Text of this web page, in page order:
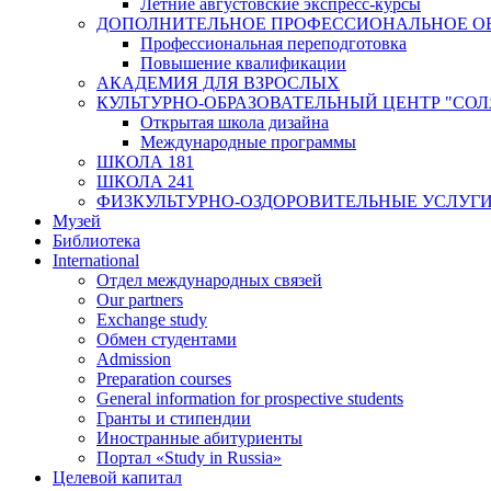
Летние августовские экспресс-курсы
ДОПОЛНИТЕЛЬНОЕ ПРОФЕССИОНАЛЬНОЕ
Профессиональная переподготовка
Повышение квалификации
АКАДЕМИЯ ДЛЯ ВЗРОСЛЫХ
КУЛЬТУРНО-ОБРАЗОВАТЕЛЬНЫЙ ЦЕНТР
Открытая школа дизайна
Международные программы
ШКОЛА 181
ШКОЛА 241
ФИЗКУЛЬТУРНО-ОЗДОРОВИТЕЛЬНЫЕ УСЛУГИ
Музей
Библиотека
International
Отдел международных связей
Our partners
Exchange study
Обмен студентами
Admission
Preparation courses
General information for prospective students
Гранты и стипендии
Иностранные абитуриенты
Портал «Study in Russia»
Целевой капитал